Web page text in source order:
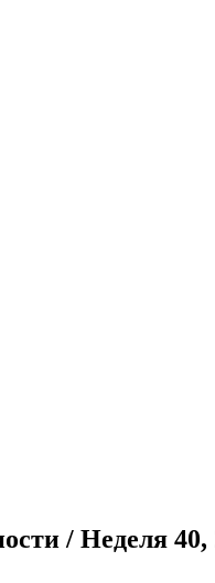
/ Неделя 40,